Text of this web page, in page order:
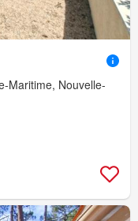
Maritime, Nouvelle-